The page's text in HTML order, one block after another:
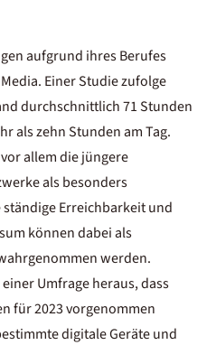
aufgrund ihres Berufes
Einer Studie zufolge
durchschnittlich 71 Stunden
als zehn Stunden am Tag.
allem die jüngere
als besonders
Erreichbarkeit und
können dabei als
werden.
einerUmfrageheraus, dass
für 2023 vorgenommen
digitale Geräte und